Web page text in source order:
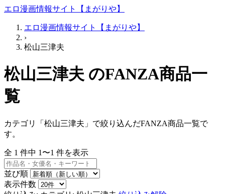
エロ漫画情報サイト【まがりや】
エロ漫画情報サイト【まがりや】
›
松山三津夫
松山三津夫 のFANZA商品一
覧
カテゴリ「松山三津夫」で絞り込んだFANZA商品一覧で
す。
全 1 件中 1〜1 件を表示
並び順
表示件数